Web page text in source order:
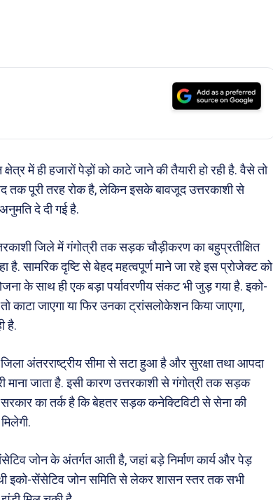
में ही हजारों पेड़ों को काटे जाने की तैयारी हो रही है. वैसे तो
तक पूरी तरह रोक है, लेकिन इसके बावजूद उत्तरकाशी से
दे दी गई है.
जिले में गंगोत्री तक सड़क चौड़ीकरण का बहुप्रतीक्षित
सामरिक दृष्टि से बेहद महत्वपूर्ण माने जा रहे इस प्रोजेक्ट को
के साथ ही एक बड़ा पर्यावरणीय संकट भी जुड़ गया है. इको-
जाएगा या फिर उनका ट्रांसलोकेशन किया जाएगा,
है.
अंतरराष्ट्रीय सीमा से सटा हुआ है और सुरक्षा तथा आपदा
जाता है. इसी कारण उत्तरकाशी से गंगोत्री तक सड़क
का तर्क है कि बेहतर सड़क कनेक्टिविटी से सेना की
जोन के अंतर्गत आती है, जहां बड़े निर्माण कार्य और पेड़
इको-सेंसेटिव जोन समिति से लेकर शासन स्तर तक सभी